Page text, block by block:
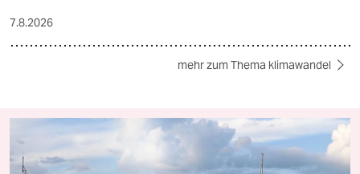
7.8.2026
mehr zum Thema klimawandel